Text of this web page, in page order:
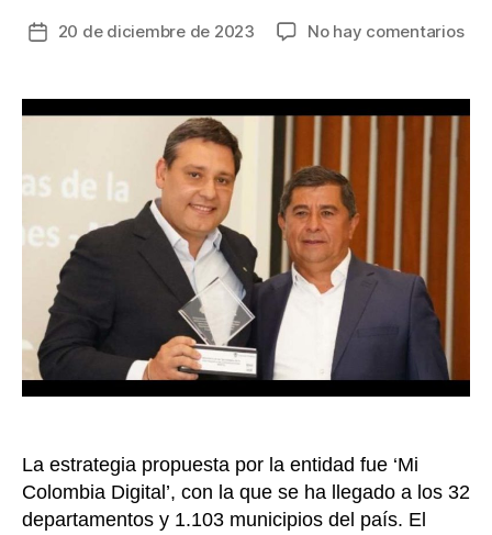
Fecha
entrada
20 de diciembre de 2023 No hay comentariosen
La estrategia propuesta por la entidad fue ‘Mi
Colombia Digital’, con la que se ha llegado a los 32
departamentos y 1.103 municipios del país. El